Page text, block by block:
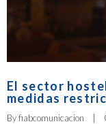
El sector
medidas
By fiabcomunicacion